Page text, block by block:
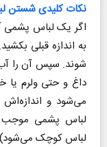
نکات کلیدی شستن
اگر یک لباس پشمی
به اندازه قبلی
شوند. سپس آن را
داغ و حتی ولرم
می‌شود و
لباس پشمی
لباس کوچک می‌شود)